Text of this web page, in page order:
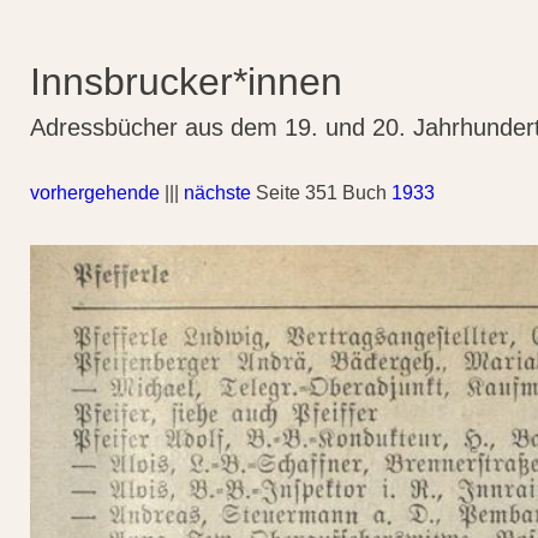
Innsbrucker*innen
Adressbücher aus dem 19. und 20.
vorhergehende nächste Seite 351 Buch 1933